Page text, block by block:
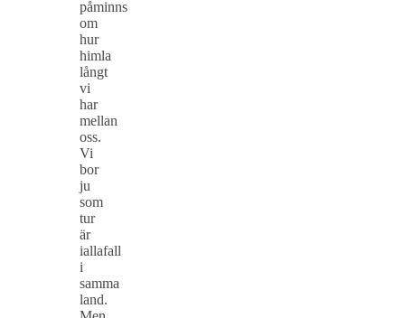
påminns
om
hur
himla
långt
vi
har
mellan
oss.
Vi
bor
ju
som
tur
är
iallafall
i
samma
land.